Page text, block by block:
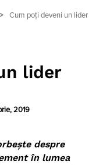
>
Cum poți deveni un lider
lider
2019
despre
în lumea